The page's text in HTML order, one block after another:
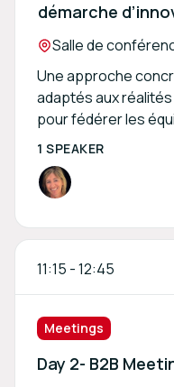
démarche
Location:
Salle de
Une approche
adaptés aux
pour fédérer les
1 SPEAKER
11:15 -12:45
Meetings
Day 2- B2B